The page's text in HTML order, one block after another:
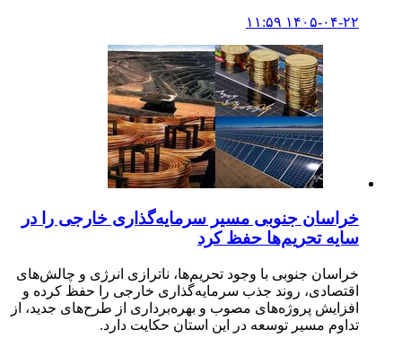
۱۴۰۵-۰۴-۲۲ ۱۱:۵۹
خراسان جنوبی مسیر سرمایه‌گذاری خارجی را در
سایه تحریم‌ها حفظ کرد
خراسان جنوبی با وجود تحریم‌ها، ناترازی انرژی و چالش‌های
اقتصادی، روند جذب سرمایه‌گذاری خارجی را حفظ کرده و
افزایش پروژه‌های مصوب و بهره‌برداری از طرح‌های جدید، از
تداوم مسیر توسعه در این استان حکایت دارد.